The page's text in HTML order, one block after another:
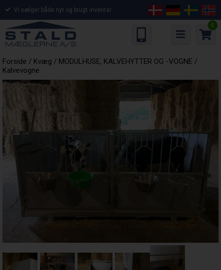
Vi sælger både nyt og brugt inventar
0
Forside / Kvæg / MODULHUSE, KALVEHYTTER OG -VOGNE /
Kalvevogne